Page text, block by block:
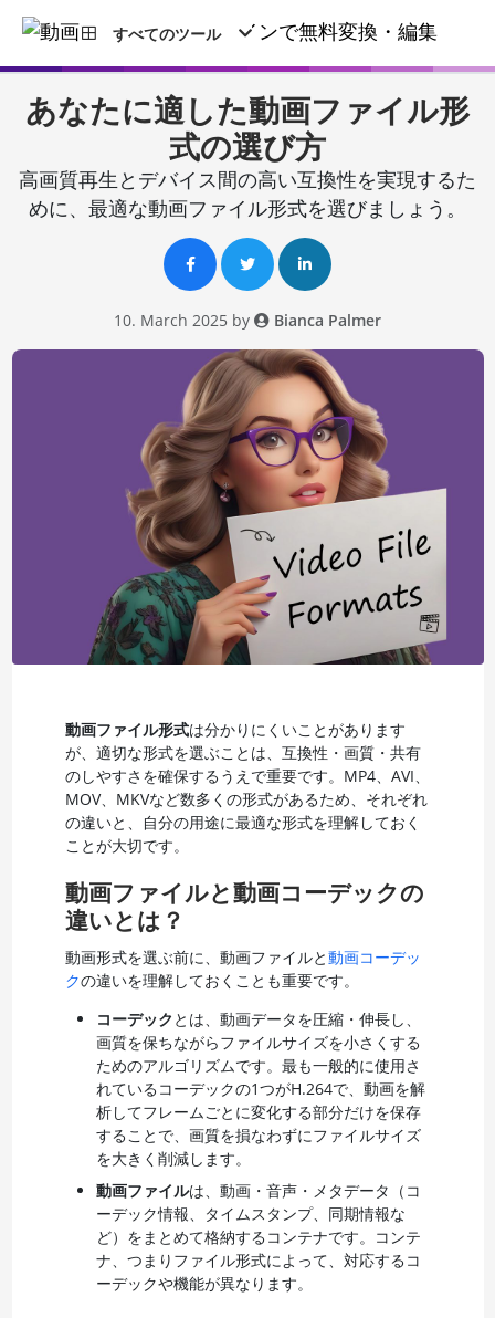
すべてのツール
あなたに適した動画ファイル形
式の選び方
高画質再生とデバイス間の高い互換性を実現するた
めに、最適な動画ファイル形式を選びましょう。
10. March 2025 by Bianca Palmer
動画ファイル形式は分かりにくいことがあります
が、適切な形式を選ぶことは、互換性・画質・共有
のしやすさを確保するうえで重要です。MP4、AVI、
MOV、MKVなど数多くの形式があるため、それぞれ
の違いと、自分の用途に最適な形式を理解しておく
ことが大切です。
動画ファイルと動画コーデックの
違いとは？
動画形式を選ぶ前に、動画ファイルと動画コーデッ
クの違いを理解しておくことも重要です。
コーデック とは、動画データを圧縮・伸長し、
画質を保ちながらファイルサイズを小さくする
ためのアルゴリズムです。最も一般的に使用さ
れているコーデックの1つがH.264で、動画を解
析してフレームごとに変化する部分だけを保存
することで、画質を損なわずにファイルサイズ
を大きく削減します。
動画ファイルは、動画・音声・メタデータ（コ
ーデック情報、タイムスタンプ、同期情報な
ど）をまとめて格納するコンテナです。コンテ
ナ、つまりファイル形式によって、対応するコ
ーデックや機能が異なります。